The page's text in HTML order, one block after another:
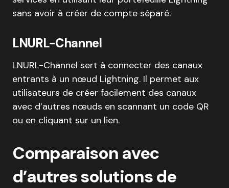
sans avoir à créer de compte séparé.
LNURL-Channel
LNURL-Channel sert à connecter des canaux
entrants à un nœud Lightning. Il permet aux
utilisateurs de créer facilement des canaux
avec d’autres nœuds en scannant un code QR
ou en cliquant sur un lien.
Comparaison avec
d’autres solutions de